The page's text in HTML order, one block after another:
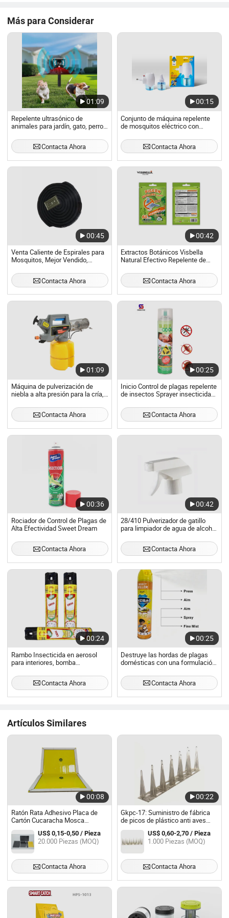
Más para Considerar
01:09
Repelente ultrasónico de
animales para jardín, gato, perro,
Contacta Ahora
00:15
Conjunto de máquina repelente
de mosquitos eléctrico con
Contacta Ahora
00:45
Venta Caliente de Espirales para
Mosquitos, Mejor Vendido,
Negra para Matar Mosquitos para
125mm
Contacta Ahora
00:42
Extractos Botánicos Visbella
Natural Efectivo Repelente de
Duración
Contacta Ahora
01:09
Máquina de pulverización de
niebla a alta presión para la cría,
máquina de humo, pulverizador
agrícola para huertos
Contacta Ahora
00:25
Inicio Control de plagas repelente
de insectos Sprayer insecticida
Contacta Ahora
00:36
Rociador de Control de Plagas de
Alta Efectividad Sweet Dream
Contacta Ahora
00:42
28/410 Pulverizador de gatillo
para limpiador de agua de alcohol
Contacta Ahora
00:24
Rambo Insecticida en aerosol
para interiores, bomba
Contacta Ahora
00:25
Destruye las hordas de plagas
domésticas con una formulación
Contacta Ahora
Artículos Similares
00:08
Ratón Rata Adhesivo Placa de
Cartón Cucaracha Mosca
Mosquito Asesino Control de
Plagas Papel Pegajoso Casa
Trampa de Insectos
US$ 0,15-0,50 / Pieza
20.000 Piezas (MOQ)
Contacta Ahora
00:22
Gkpc-17: Suministro de fábrica
de picos de plástico anti aves
repelente de aves
US$ 0,60-2,70 / Pieza
1.000 Piezas (MOQ)
Contacta Ahora